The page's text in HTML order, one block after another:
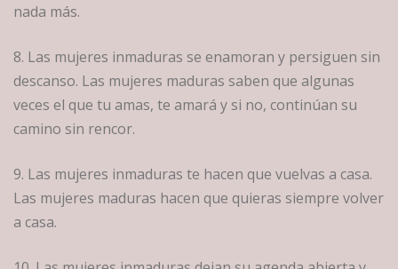
nada más.
8. Las mujeres inmaduras se enamoran y persiguen sin
descanso. Las mujeres maduras saben que algunas
veces el que tu amas, te amará y si no, continúan su
camino sin rencor.
9. Las mujeres inmaduras te hacen que vuelvas a casa.
Las mujeres maduras hacen que quieras siempre volver
a casa.